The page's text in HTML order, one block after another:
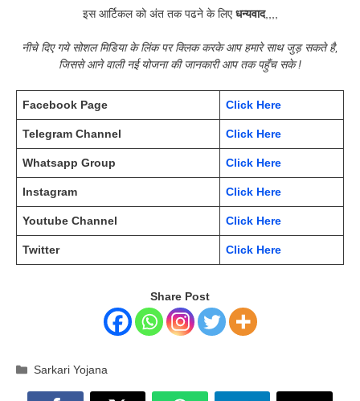
इस आर्टिकल को अंत तक पढने के लिएधन्यवाद,,,,
नीचे दिए गये सोशल मिडिया के लिंक पर क्लिक करके आप हमारे साथ जुड़ सकते है,
जिससे आने वाली नई योजना की जानकारी आप तक पहुँच सके !
Facebook Page Click Here
Telegram Channel Click Here
Whatsapp Group Click Here
Instagram Click Here
Youtube Channel Click Here
Twitter Click Here
Share Post
Categories
Sarkari Yojana